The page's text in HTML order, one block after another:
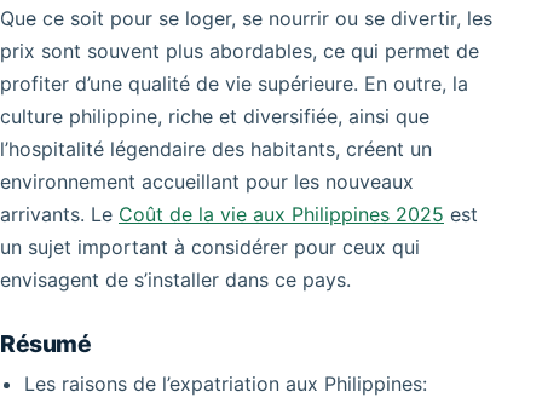
Que ce soit pour se loger, se nourrir ou se divertir, les
prix sont souvent plus abordables, ce qui permet de
profiter d’une qualité de vie supérieure. En outre, la
culture philippine, riche et diversifiée, ainsi que
l’hospitalité légendaire des habitants, créent un
environnement accueillant pour les nouveaux
arrivants. Le Coût de la vie aux Philippines 2025 est
un sujet important à considérer pour ceux qui
envisagent de s’installer dans ce pays.
Résumé
Les raisons de l’expatriation aux Philippines: